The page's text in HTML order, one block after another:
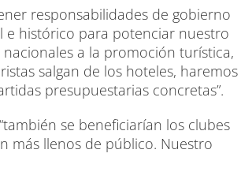
responsabilidades de gobierno
e histórico para potenciar nuestro
a la promoción turística,
salgan de los hoteles, haremos
presupuestarias concretas”.
se beneficiarían los clubes
más llenos de público. Nuestro